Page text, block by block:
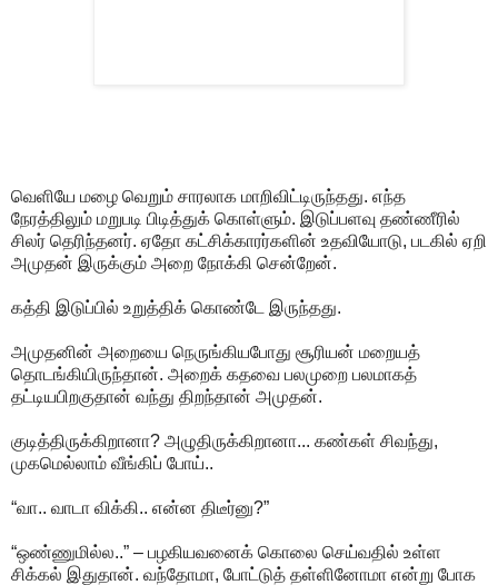
வெளியே மழை வெறும் சாரலாக மாறிவிட்டிருந்தது. எந்த
நேரத்திலும் மறுபடி பிடித்துக் கொள்ளும். இடுப்பளவு தண்ணீரில்
சிலர் தெரிந்தனர். ஏதோ கட்சிக்காரர்களின் உதவியோடு, படகில் ஏறி
அமுதன் இருக்கும் அறை நோக்கி சென்றேன்.
கத்தி இடுப்பில் உறுத்திக் கொண்டே இருந்தது.
அமுதனின் அறையை நெருங்கியபோது சூரியன் மறையத்
தொடங்கியிருந்தான். அறைக் கதவை பலமுறை பலமாகத்
தட்டியபிறகுதான் வந்து திறந்தான் அமுதன்.
குடித்திருக்கிறானா? அழுதிருக்கிறானா... கண்கள் சிவந்து,
முகமெல்லாம் வீங்கிப் போய்..
“வா.. வாடா விக்கி.. என்ன திடீர்னு?”
“ஒண்ணுமில்ல..” – பழகியவனைக் கொலை செய்வதில் உள்ள
சிக்கல் இதுதான். வந்தோமா, போட்டுத் தள்ளினோமா என்று போக